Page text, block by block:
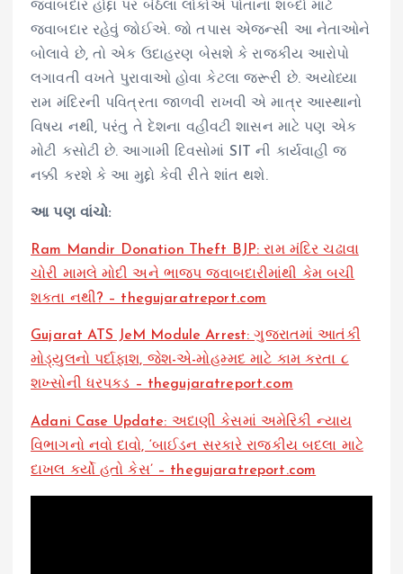
જવાબદાર હોદ્દા પર બેઠેલા લોકોએ પોતાના શબ્દો માટે
જવાબદાર રહેવું જોઈએ. જો તપાસ એજન્સી આ નેતાઓને
બોલાવે છે, તો એક ઉદાહરણ બેસશે કે રાજકીય આરોપો
લગાવતી વખતે પુરાવાઓ હોવા કેટલા જરૂરી છે. અયોધ્યા
રામ મંદિરની પવિત્રતા જાળવી રાખવી એ માત્ર આસ્થાનો
વિષય નથી, પરંતુ તે દેશના વહીવટી શાસન માટે પણ એક
મોટી કસોટી છે. આગામી દિવસોમાં SIT ની કાર્યવાહી જ
નક્કી કરશે કે આ મુદ્દો કેવી રીતે શાંત થશે.
આ પણ વાંચો:
Ram Mandir Donation Theft BJP: રામ મંદિર ચઢાવા
ચોરી મામલે મોદી અને ભાજપ જવાબદારીમાંથી કેમ બચી
શકતા નથી? – thegujaratreport.com
Gujarat ATS JeM Module Arrest: ગુજરાતમાં આતંકી
મોડ્યુલનો પર્દાફાશ, જેશ-એ-મોહમ્મદ માટે કામ કરતા ૮
શખ્સોની ધરપકડ – thegujaratreport.com
Adani Case Update: અદાણી કેસમાં અમેરિકી ન્યાય
વિભાગનો નવો દાવો, ‘બાઈડન સરકારે રાજકીય બદલા માટે
દાખલ કર્યો હતો કેસ’ – thegujaratreport.com